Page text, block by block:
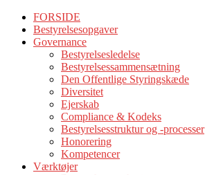
FORSIDE
Bestyrelsesopgaver
Governance
Bestyrelsesledelse
Bestyrelsessammensætning
Den Offentlige Styringskæde
Diversitet
Ejerskab
Compliance & Kodeks
Bestyrelsesstruktur og -processer
Honorering
Kompetencer
Værktøjer